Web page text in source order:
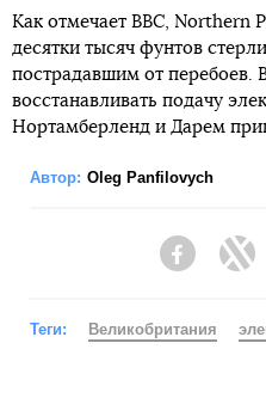
Как отмечает BBC, Northern
десятки тысяч фунтов
пострадавшим от перебоев.
восстанавливать подачу
Нортамберленд и Дарем
Автор: Oleg Panfilovych
Facebook
Теги: Великобритания